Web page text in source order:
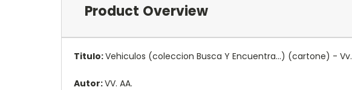
Product Overview
Titulo:Vehiculos (coleccion Busca Y Encuentra...) (cartone) - Vv.
Autor:VV. AA.